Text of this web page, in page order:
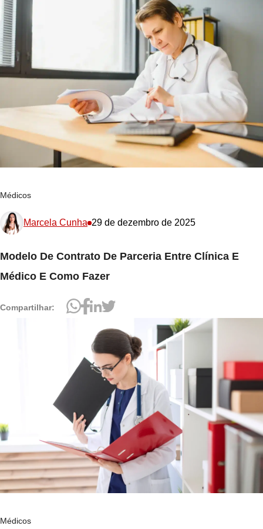
Médicos
Marcela Cunha 29 de dezembro de 2025
Modelo De Contrato De Parceria Entre Clínica E
Médico E Como Fazer
Compartilhar:
Médicos